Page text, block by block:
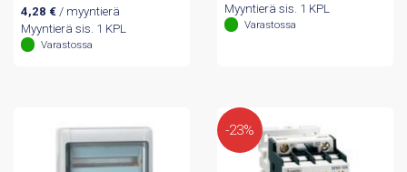
4,28 €/ myyntierä
Myyntierä sis. 1 KPL
Varastossa
Myyntierä sis. 1 KPL
Varastossa
-23%